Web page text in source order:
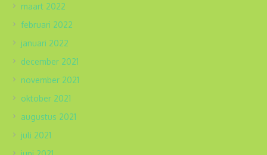
maart 2022
februari 2022
januari 2022
december 2021
november 2021
oktober 2021
augustus 2021
juli 2021